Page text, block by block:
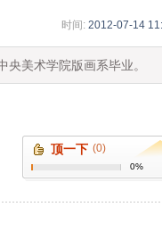
时间: 2012-07-14
美术学院版画系毕业。
顶一下 (0)
0%